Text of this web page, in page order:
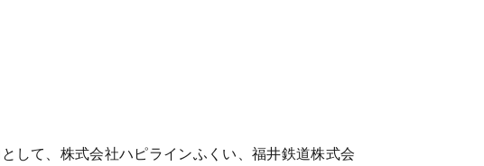
して、株式会社ハピラインふくい、福井鉄道株式会